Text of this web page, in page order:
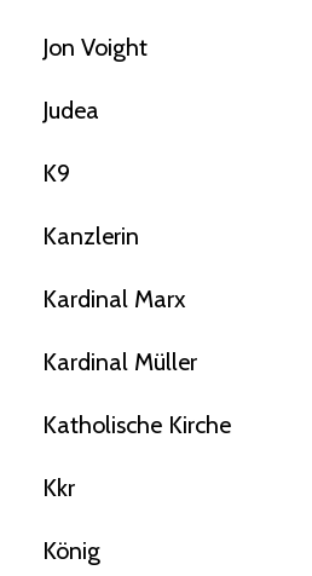
Jon Voight
Judea
K9
Kanzlerin
Kardinal Marx
Kardinal Müller
Katholische Kirche
Kkr
König